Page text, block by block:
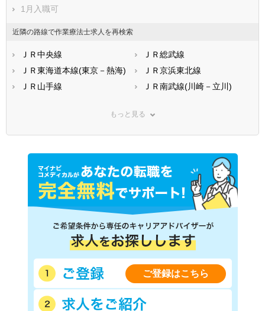
1月入職可
近隣の路線で作業療法士求人を再検索
ＪＲ中央線
ＪＲ総武線
ＪＲ東海道本線(東京－熱海)
ＪＲ京浜東北線
ＪＲ山手線
ＪＲ南武線(川崎－立川)
ＪＲ五日市線
ＪＲ八高線
ＪＲ東北本線(上野－盛岡)
ＪＲ高崎線
ＪＲ京葉線(東京－蘇我)
ＪＲ中央本線(東京－松本)
ＪＲ湘南新宿ライン線(赤羽
－武蔵小杉)
西武新宿線
西武池袋線
西武有楽町線
西武豊島線
西武国分寺線
西武多摩湖線
西武多摩川線
西武拝島線
西武西武園線
西武山口線
京王線
京王相模原線
京王井の頭線
京王高尾線
もっと見る
ご登録はこちら